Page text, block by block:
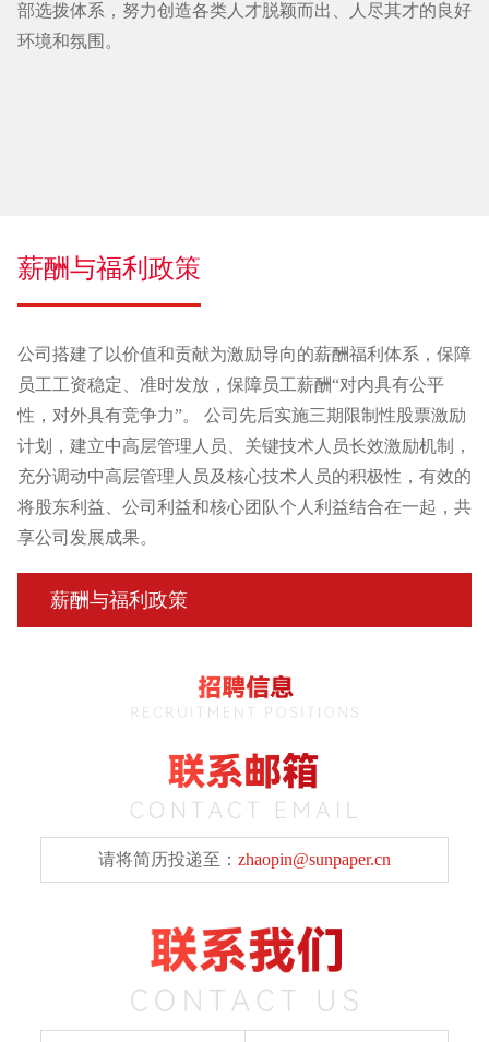
部选拨体系，努力创造各类人才脱颖而出、人尽其才的良好
环境和氛围。
薪酬与福利政策
公司搭建了以价值和贡献为激励导向的薪酬福利体系，保障
员工工资稳定、准时发放，保障员工薪酬“对内具有公平
性，对外具有竞争力”。 公司先后实施三期限制性股票激励
计划，建立中高层管理人员、关键技术人员长效激励机制，
充分调动中高层管理人员及核心技术人员的积极性，有效的
将股东利益、公司利益和核心团队个人利益结合在一起，共
享公司发展成果。
薪酬与福利政策
请将简历投递至： zhaopin@sunpaper.cn